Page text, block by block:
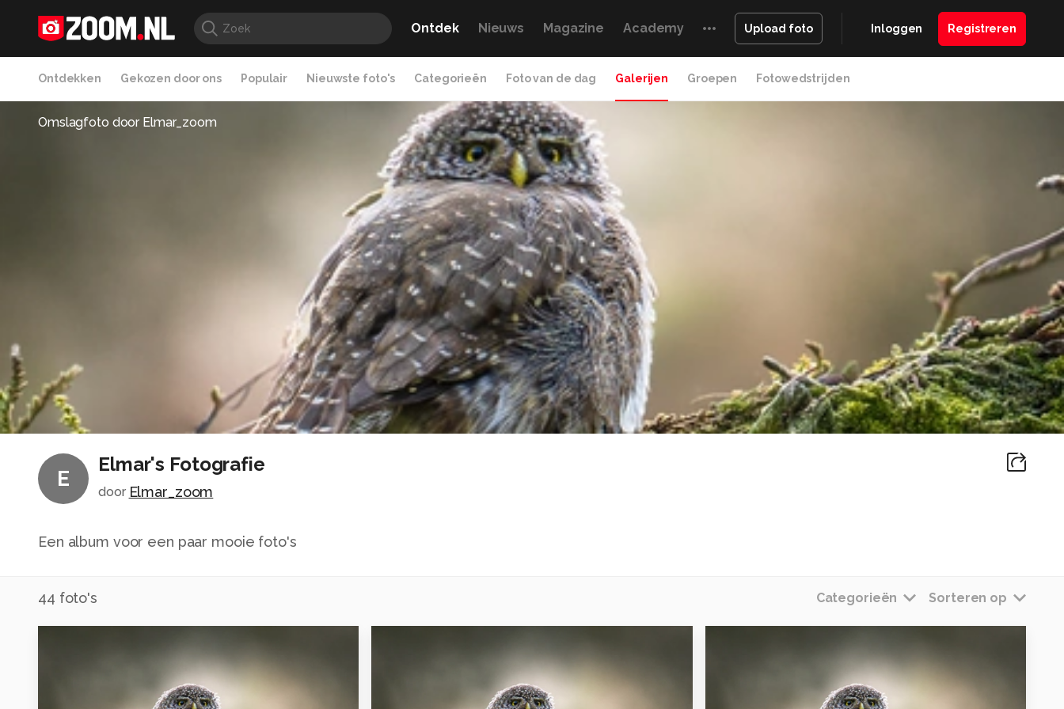
Ontdek Nieuws Magazine Academy Upload foto Inloggen Registreren
Ontdekken Gekozen door ons Populair Nieuwste foto's Categorieën Foto van de dag Galerijen Groepen Fotowedstrijden
Omslagfoto door Elmar_zoom
E
Elmar's Fotografie
door Elmar_zoom
Een album voor een paar mooie foto's
44 foto's Categorieën Sorteren op